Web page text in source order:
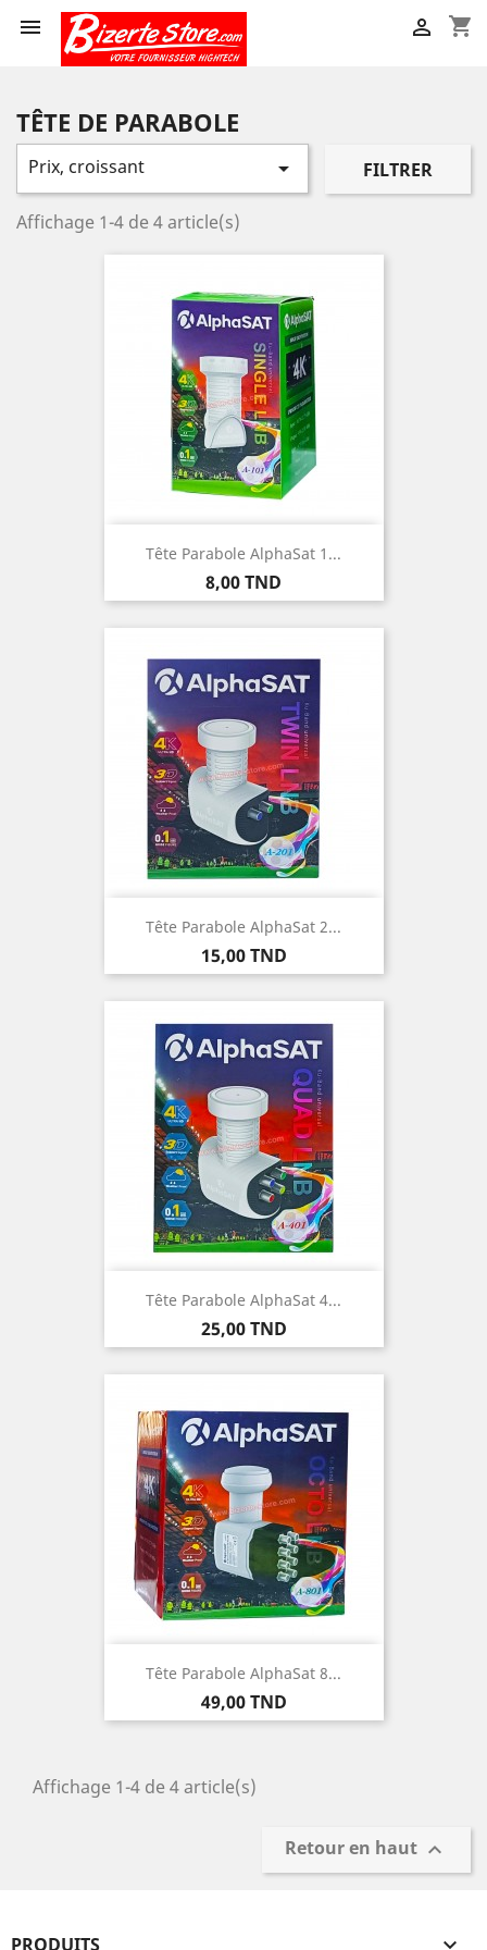
 shopping_cart

TÊTE DE PARABOLE
Prix, croissant  FILTRER
Affichage 1-4 de 4 article(s)
Tête Parabole AlphaSat 1...
Prix
8,00 TND
Tête Parabole AlphaSat 2...
Prix
15,00 TND
Tête Parabole AlphaSat 4...
Prix
25,00 TND
Tête Parabole AlphaSat 8...
Prix
49,00 TND
Affichage 1-4 de 4 article(s)
Retour en haut 
PRODUITS